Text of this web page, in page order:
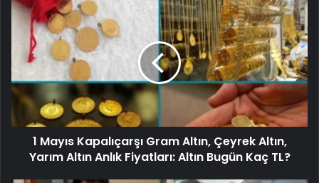
1 Mayıs Kapalıçarşı Gram Altın, Çeyrek Altın,
Yarım Altın Anlık Fiyatları: Altın Bugün Kaç TL?